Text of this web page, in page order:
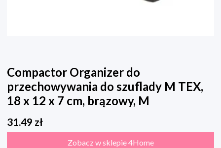
Compactor Organizer do
przechowywania do szuflady M TEX,
18 x 12 x 7 cm, brązowy, M
31.49 zł
Zobacz w sklepie 4Home